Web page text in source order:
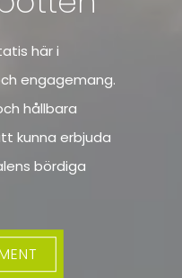
här i
engagemang.
hållbara
kunna erbjuda
bördiga